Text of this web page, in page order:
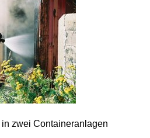
zwei Containeranlagen